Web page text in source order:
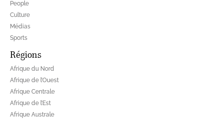
People
Culture
Médias
Sports
Régions
Afrique du Nord
Afrique de l’Ouest
Afrique Centrale
Afrique de l’Est
Afrique Australe